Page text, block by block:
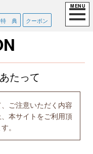
特 典 クーポン
たって
ご注意いただく内容
本サイトをご利用頂
。